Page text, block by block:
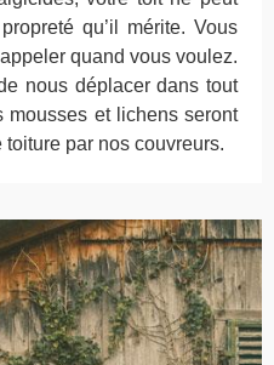
qu’il mérite. Vous
quand vous voulez.
nous déplacer dans tout
mousses et lichens seront
par nos couvreurs.